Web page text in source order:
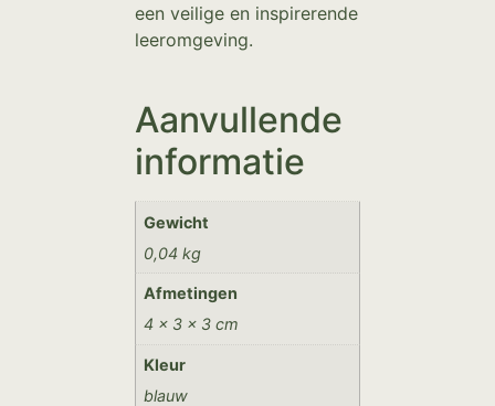
een veilige en inspirerende
leeromgeving.
Aanvullende
informatie
Gewicht
0,04 kg
Afmetingen
4 × 3 × 3 cm
Kleur
blauw